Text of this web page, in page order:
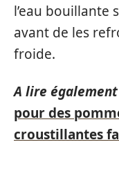
l’eau bouillante
avant de les
froide.
A lire
pour des
croustillantes